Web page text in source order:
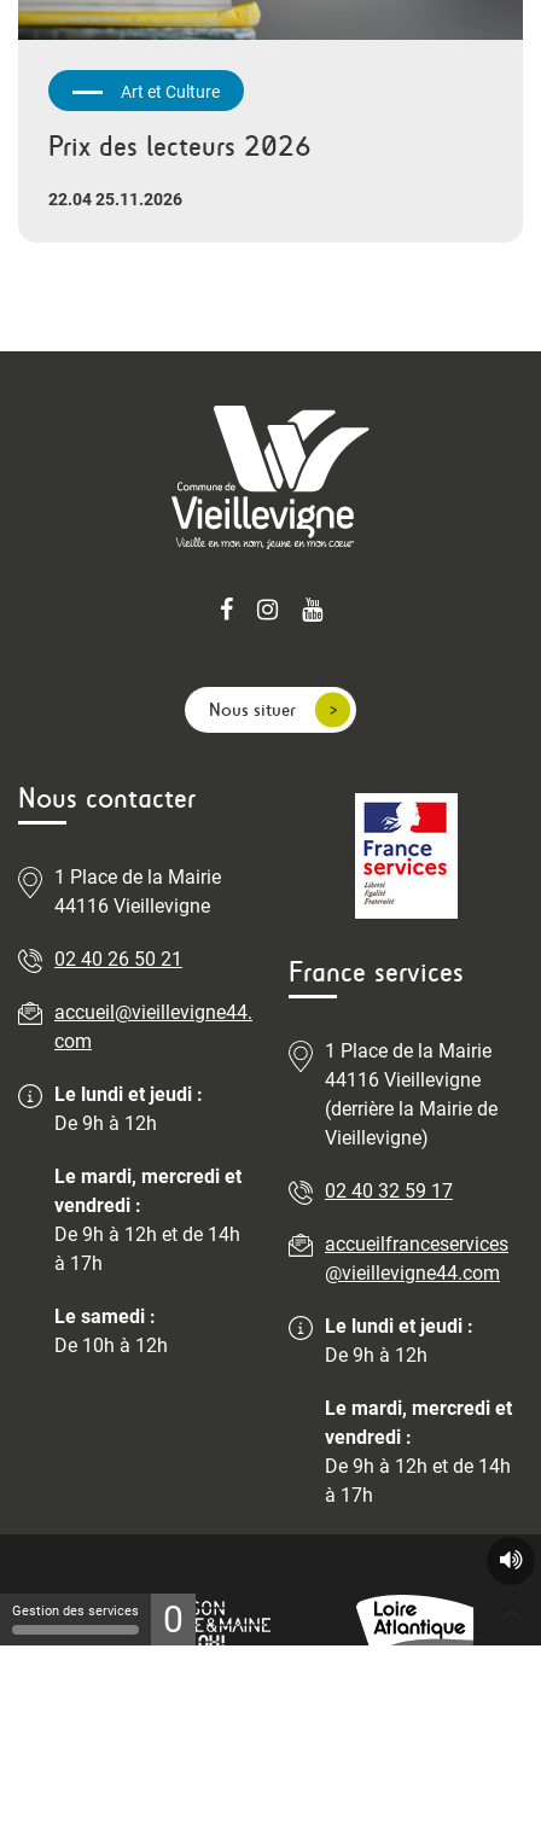
Art et Culture
Prix des lecteurs 2026
22.04 25.11.2026
Nous situer
Nous contacter
1 Place de la Mairie
44116 Vieillevigne
02 40 26 50 21
accueil@vieillevigne44.
com
Le lundi et jeudi :
De 9h à 12h
Le mardi, mercredi et
vendredi :
De 9h à 12h et de 14h
à 17h
Le samedi :
De 10h à 12h
France services
1 Place de la Mairie
44116 Vieillevigne
(derrière la Mairie de
Vieillevigne)
02 40 32 59 17
accueilfranceservices
@vieillevigne44.com
Le lundi et jeudi :
De 9h à 12h
Le mardi, mercredi et
vendredi :
De 9h à 12h et de 14h
à 17h
Gestion des services 0